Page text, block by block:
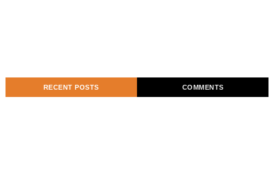
RECENT POSTS COMMENTS